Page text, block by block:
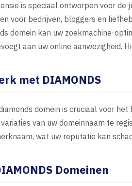
is speciaal ontworpen voor
voor bedrijven, bloggers en
domein kan uw zoekmachine-
aan uw online aanwezigheid.
met DIAMONDS
domein is cruciaal voor
van uw domeinnaam te
wat uw reputatie kan
Domeinen